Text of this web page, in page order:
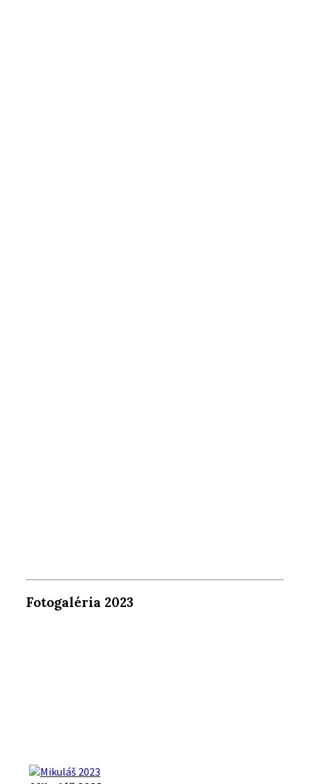
Fotogaléria 2023